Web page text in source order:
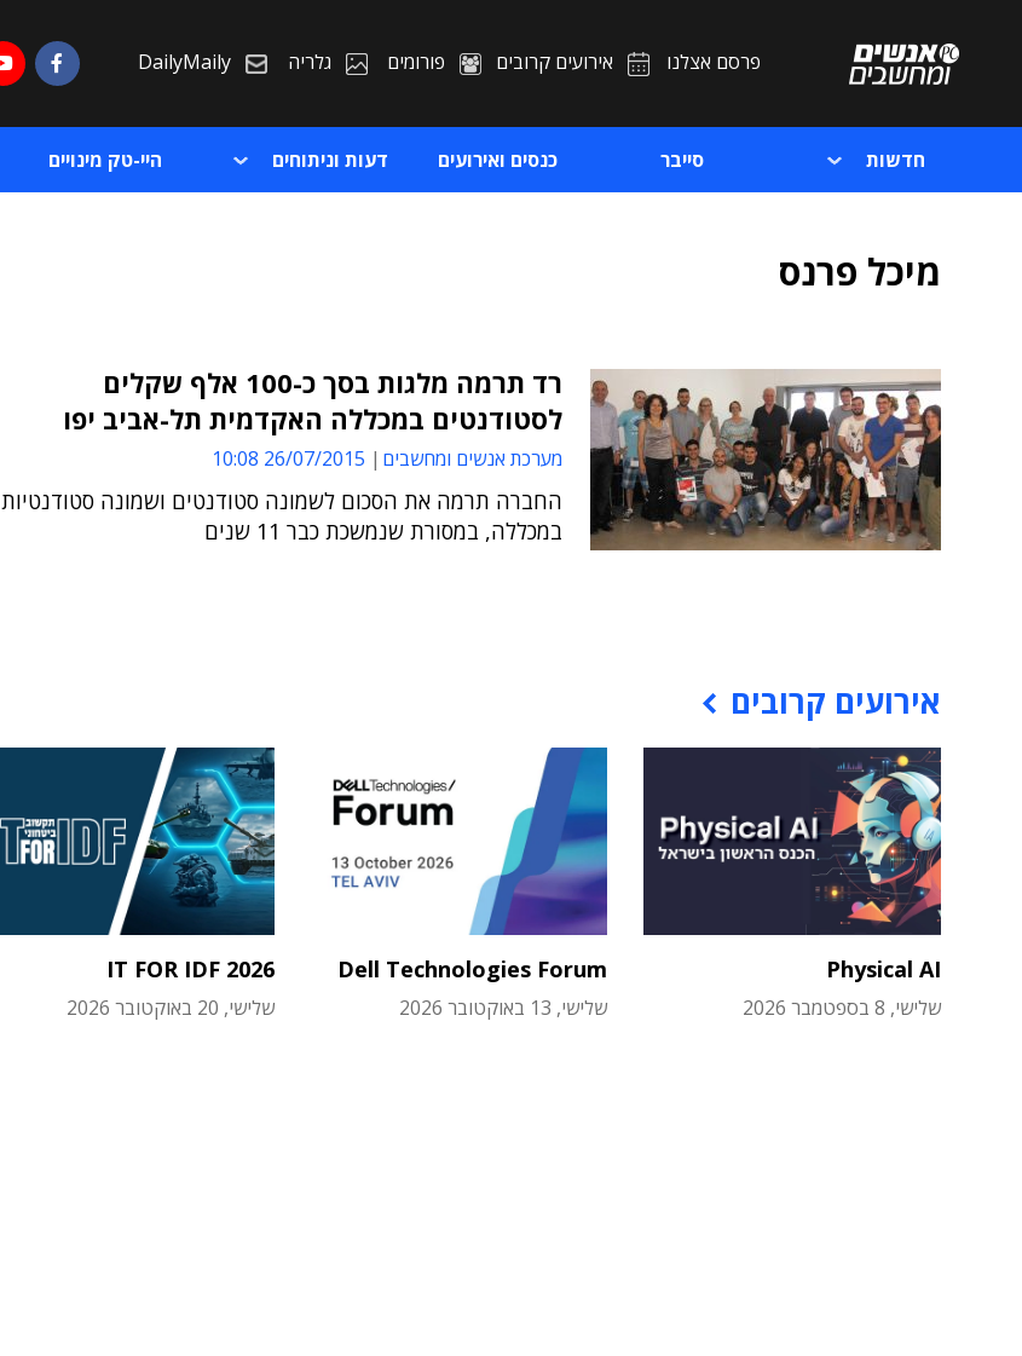
פרסם אצלנו אירועים קרובים פורומים גלריה DailyMaily
חדשות סייבר כנסים ואירועים דעות וניתוחים היי-טק מינויים
מיכל פרנס
רד תרמה מלגות בסך כ-100 אלף שקלים
לסטודנטים במכללה האקדמית תל-אביב יפו
מערכת אנשים ומחשבים 26/07/2015 10:08
החברה תרמה את הסכום לשמונה סטודנטים ושמונה סטודנטיות
במכללה, במסורת שנמשכת כבר 11 שנים
אירועים קרובים
Physical AI
שלישי, 8 בספטמבר 2026
Dell Technologies Forum
שלישי, 13 באוקטובר 2026
IT FOR IDF 2026
שלישי, 20 באוקטובר 2026